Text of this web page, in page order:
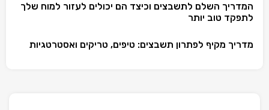
המדריך השלם לתשבצים וכיצד הם יכולים לעזור למוח שלך
לתפקד טוב יותר
מדריך מקיף לפתרון תשבצים: טיפים, טריקים ואסטרטגיות